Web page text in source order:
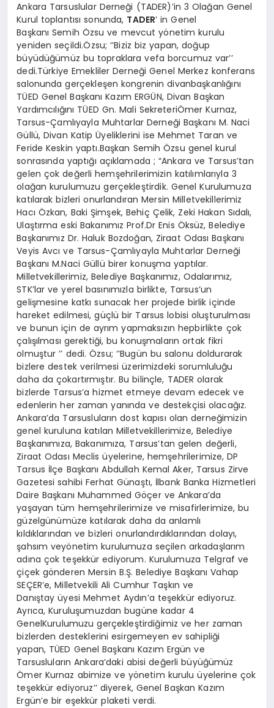
Ankara Tarsuslular Derneği (TADER)’in 3 Olağan Genel
Kurul toplantısı sonunda, TADER’ in Genel
Başkanı Semih Özsu ve mevcut yönetim kurulu
yeniden seçildi.Özsu; ‘’Biziz biz yapan, doğup
büyüdüğümüz bu topraklara vefa borcumuz var’’
dedi.Türkiye Emekliler Derneği Genel Merkez konferans
salonunda gerçekleşen kongrenin divanbaşkanlığını
TÜED Genel Başkanı Kazım ERGÜN, Divan Başkan
Yardımcılığını TÜED Gn. Mali SekreteriÖmer Kurnaz,
Tarsus-Çamlıyayla Muhtarlar Derneği Başkanı M. Naci
Güllü, Divan Katip Üyeliklerini ise Mehmet Taran ve
Feride Keskin yaptı.Başkan Semih Özsu genel kurul
sonrasında yaptığı açıklamada ; “Ankara ve Tarsus’tan
gelen çok değerli hemşehrilerimizin katılımlarıyla 3
olağan kurulumuzu gerçekleştirdik. Genel Kurulumuza
katılarak bizleri onurlandıran Mersin Milletvekillerimiz
Hacı Özkan, Baki Şimşek, Behiç Çelik, Zeki Hakan Sıdalı,
Ulaştırma eski Bakanımız Prof.Dr Enis Öksüz, Belediye
Başkanımız Dr. Haluk Bozdoğan, Ziraat Odası Başkanı
Veyis Avcı ve Tarsus-Çamlıyayla Muhtarlar Derneği
Başkanı M.Naci Güllü birer konuşma yaptılar.
Milletvekillerimiz, Belediye Başkanımız, Odalarımız,
STK’lar ve yerel basınımızla birlikte, Tarsus’un
gelişmesine katkı sunacak her projede birlik içinde
hareket edilmesi, güçlü bir Tarsus lobisi oluşturulması
ve bunun için de ayrım yapmaksızın hepbirlikte çok
çalışılması gerektiği, bu konuşmaların ortak fikri
olmuştur ’’ dedi. Özsu; ‘’Bugün bu salonu doldurarak
bizlere destek verilmesi üzerimizdeki sorumluluğu
daha da çokartırmıştır. Bu bilinçle, TADER olarak
bizlerde Tarsus’a hizmet etmeye devam edecek ve
edenlerin her zaman yanında ve destekçisi olacağız.
Ankara’da Tarsusluların dost kapısı olan derneğimizin
genel kuruluna katılan Milletvekillerimize, Belediye
Başkanımıza, Bakanımıza, Tarsus’tan gelen değerli,
Ziraat Odası Meclis üyelerine, hemşehrilerimize, DP
Tarsus İlçe Başkanı Abdullah Kemal Aker, Tarsus Zirve
Gazetesi sahibi Ferhat Günaştı, İlbank Banka Hizmetleri
Daire Başkanı Muhammed Göçer ve Ankara’da
yaşayan tüm hemşehrilerimize ve misafirlerimize, bu
güzelgünümüze katılarak daha da anlamlı
kıldıklarından ve bizleri onurlandırdıklarından dolayı,
şahsım veyönetim kurulumuza seçilen arkadaşlarım
adına çok teşekkür ediyorum. Kurulumuza Telgraf ve
çiçek gönderen Mersin B.Ş. Belediye Başkanı Vahap
SEÇER’e, Milletvekili Ali Cumhur Taşkın ve
Danıştay üyesi Mehmet Aydın’a teşekkür ediyoruz.
Ayrıca, Kuruluşumuzdan bugüne kadar 4
GenelKurulumuzu gerçekleştirdiğimiz ve her zaman
bizlerden desteklerini esirgemeyen ev sahipliği
yapan, TÜED Genel Başkanı Kazım Ergün ve
Tarsusluların Ankara’daki abisi değerli büyüğümüz
Ömer Kurnaz abimize ve yönetim kurulu üyelerine çok
teşekkür ediyoruz’’ diyerek, Genel Başkan Kazım
Ergün’e bir eşekkür plaketi verdi.